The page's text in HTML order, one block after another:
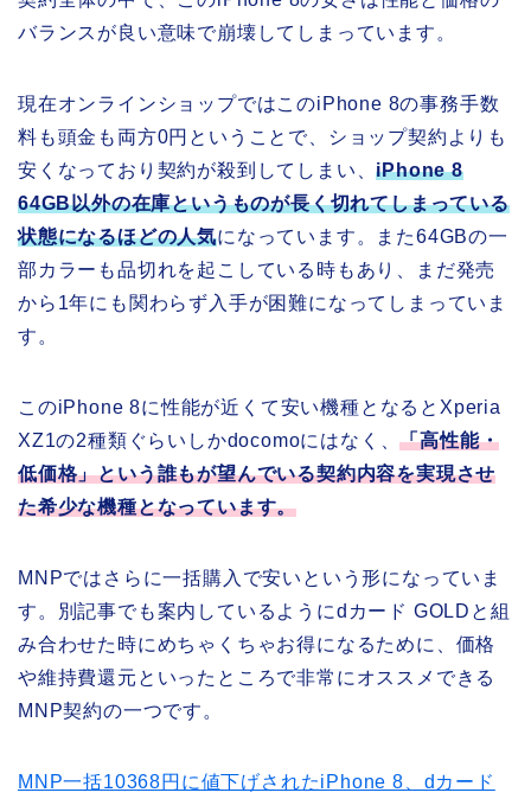
バランスが良い意味で崩壊してしまっています。
現在オンラインショップではこのiPhone 8の事務手数
料も頭金も両方0円ということで、ショップ契約よりも
安くなっており契約が殺到してしまい、iPhone 8
64GB以外の在庫というものが長く切れてしまっている
状態になるほどの人気になっています。また64GBの一
部カラーも品切れを起こしている時もあり、まだ発売
から1年にも関わらず入手が困難になってしまっていま
す。
このiPhone 8に性能が近くて安い機種となるとXperia
XZ1の2種類ぐらいしかdocomoにはなく、「高性能・
低価格」という誰もが望んでいる契約内容を実現させ
た希少な機種となっています。
MNPではさらに一括購入で安いという形になっていま
す。別記事でも案内しているようにdカード GOLDと組
み合わせた時にめちゃくちゃお得になるために、価格
や維持費還元といったところで非常にオススメできる
MNP契約の一つです。
MNP一括10368円に値下げされたiPhone 8、dカード